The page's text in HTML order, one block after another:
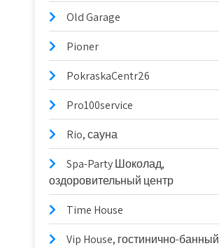
Old Garage
Pioner
PokraskaCentr26
Pro100service
Rio, сауна
Spa-Party Шоколад,
оздоровительный центр
Time House
Vip House, гостинично-банный